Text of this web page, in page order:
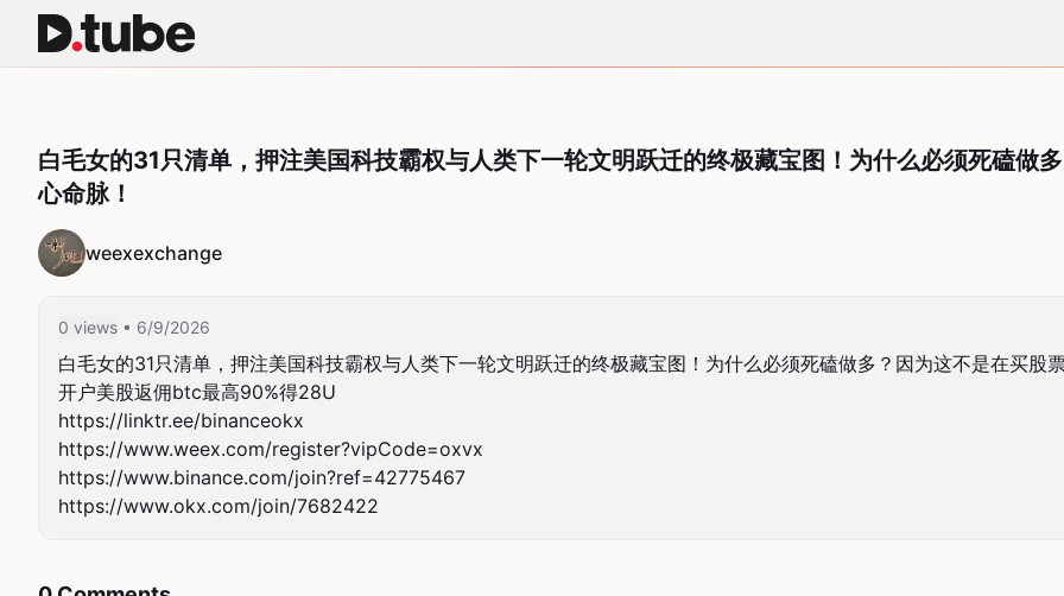
白毛女的31只清单，押注美国科技霸权与人类下一轮文明跃迁的终极藏宝图！为什么必须死磕做
心命脉！
weexexchange
0 views • 6/9/2026
白毛女的31只清单，押注美国科技霸权与人类下一轮文明跃迁的终极藏宝图！为什么必须死磕做多？因为这不是在买股
开户美股返佣btc最高90%得28U
https://linktr.ee/binanceokx
https://www.weex.com/register?vipCode=oxvx
https://www.binance.com/join?ref=42775467
https://www.okx.com/join/7682422